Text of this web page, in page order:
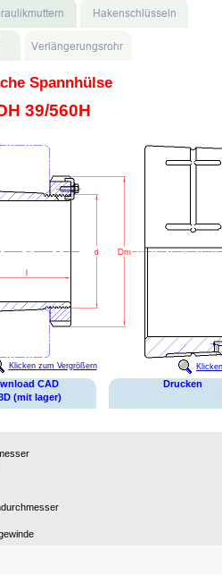
Spannhülse
39/560H
Klicken zum Vergrößern
CAD
(mit lager)
Drucken